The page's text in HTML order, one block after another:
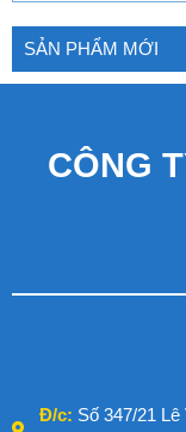
SẢN PHẨM MỚI
CÔNG
Đ/c: Số 347/21